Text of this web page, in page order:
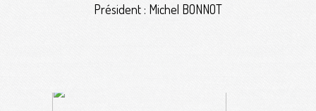
Président : Michel BONNOT